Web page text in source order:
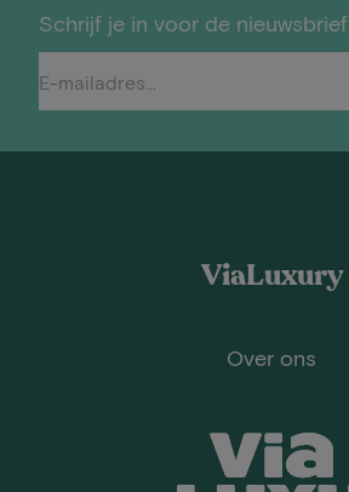
Schrijf je in voor de nieuwsbrief
ViaLuxury
Over ons